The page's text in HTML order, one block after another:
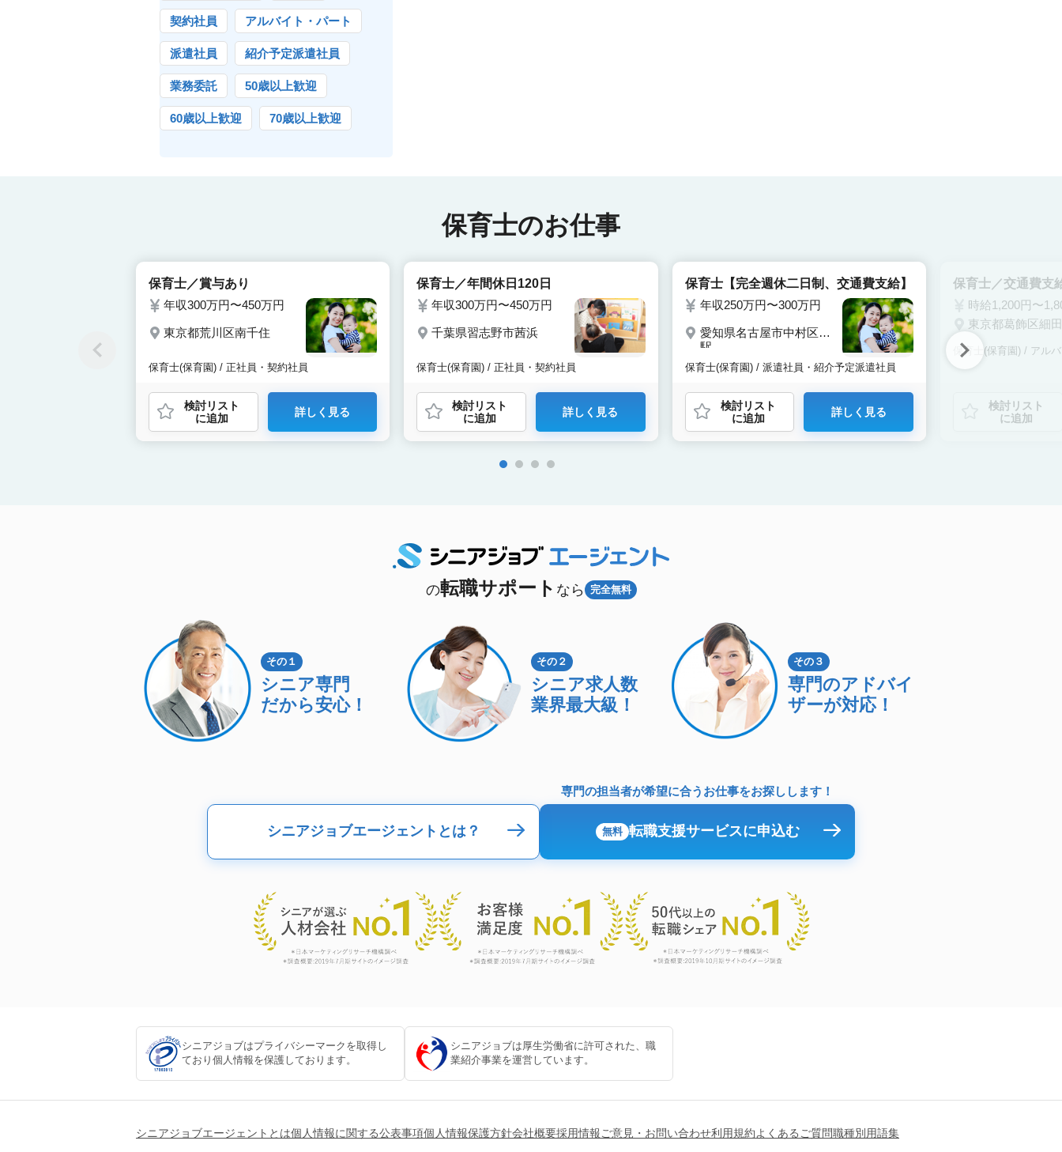
契約社員 アルバイト・パート
派遣社員 紹介予定派遣社員
業務委託 50歳以上歓迎
60歳以上歓迎 70歳以上歓迎
保育士のお仕事
保育士／賞与あり
年収300万円〜450万円
東京都荒川区南千住
保育士(保育園) / 正社員・契約社員
検討リスト
に追加
詳しく見る
保育士／年間休日120日
年収300万円〜450万円
千葉県習志野市茜浜
保育士(保育園) / 正社員・契約社員
検討リスト
に追加
詳しく見る
保育士【完全週休二日制、交通費支給】
年収250万円〜300万円
愛知県名古屋市中村区名
駅
保育士(保育園) / 派遣社員・紹介予定派遣社員
検討リスト
に追加
詳しく見る
保育士／交通費支
時給1,200円〜
東京都葛飾区細
保育士(保育園) / アル
検討リスト
に追加
の転職サポート なら 完全無料
その１
シニア専門
だから安心！
その２
シニア求人数
業界最大級！
その３
専門のアドバイ
ザーが対応！
専門の担当者が希望に合うお仕事をお探しします！
無料 転職支援サービスに申込む
シニアジョブエージェントとは？
シニアジョブはプライバシーマークを取得し
ており個人情報を保護しております。
シニアジョブは厚生労働省に許可された、職
業紹介事業を運営しています。
シニアジョブエージェントとは個人情報に関する公表事項個人情報保護方針会社概要採用情報ご意見・お問い合わせ利用規約よくあるご質問職種別用語集